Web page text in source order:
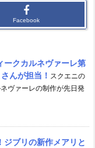
Facebook
ークカルネヴァーレ第
んが担当！ スクエニの
ヴァーレの制作が先日発
ジブリの新作メアリと